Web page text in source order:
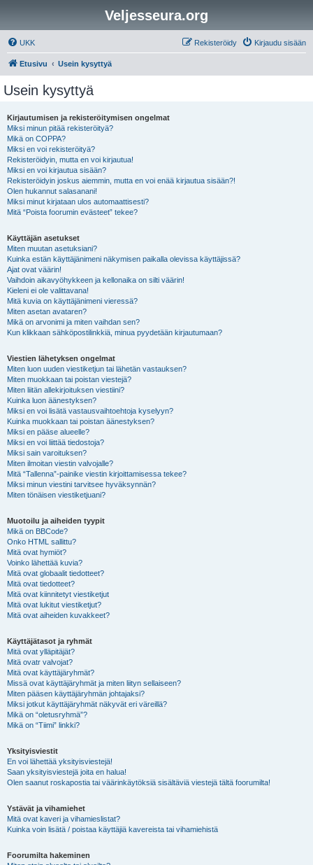
Veljesseura.org
UKK Kirjaudu sisään
Rekisteröidy
Etusivu Usein kysyttyä
Usein kysyttyä
Kirjautumisen ja rekisteröitymisen ongelmat
Miksi minun pitää rekisteröityä?
Mikä on COPPA?
Miksi en voi rekisteröityä?
Rekisteröidyin, mutta en voi kirjautua!
Miksi en voi kirjautua sisään?
Rekisteröidyin joskus aiemmin, mutta en voi enää kirjautua sisään?!
Olen hukannut salasanani!
Miksi minut kirjataan ulos automaattisesti?
Mitä “Poista foorumin evästeet” tekee?
Käyttäjän asetukset
Miten muutan asetuksiani?
Kuinka estän käyttäjänimeni näkymisen paikalla olevissa käyttäjissä?
Ajat ovat väärin!
Vaihdoin aikavyöhykkeen ja kellonaika on silti väärin!
Kieleni ei ole valittavana!
Mitä kuvia on käyttäjänimeni vieressä?
Miten asetan avataren?
Mikä on arvonimi ja miten vaihdan sen?
Kun klikkaan sähköpostilinkkiä, minua pyydetään kirjautumaan?
Viestien lähetyksen ongelmat
Miten luon uuden viestiketjun tai lähetän vastauksen?
Miten muokkaan tai poistan viestejä?
Miten liitän allekirjoituksen viestiini?
Kuinka luon äänestyksen?
Miksi en voi lisätä vastausvaihtoehtoja kyselyyn?
Kuinka muokkaan tai poistan äänestyksen?
Miksi en pääse alueelle?
Miksi en voi liittää tiedostoja?
Miksi sain varoituksen?
Miten ilmoitan viestin valvojalle?
Mitä “Tallenna”-painike viestin kirjoittamisessa tekee?
Miksi minun viestini tarvitsee hyväksynnän?
Miten tönäisen viestiketjuani?
Muotoilu ja aiheiden tyypit
Mikä on BBCode?
Onko HTML sallittu?
Mitä ovat hymiöt?
Voinko lähettää kuvia?
Mitä ovat globaalit tiedotteet?
Mitä ovat tiedotteet?
Mitä ovat kiinnitetyt viestiketjut
Mitä ovat lukitut viestiketjut?
Mitä ovat aiheiden kuvakkeet?
Käyttäjätasot ja ryhmät
Mitä ovat ylläpitäjät?
Mitä ovatr valvojat?
Mitä ovat käyttäjäryhmät?
Missä ovat käyttäjäryhmät ja miten liityn sellaiseen?
Miten pääsen käyttäjäryhmän johtajaksi?
Miksi jotkut käyttäjäryhmät näkyvät eri väreillä?
Mikä on “oletusryhmä”?
Mikä on “Tiimi” linkki?
Yksityisviestit
En voi lähettää yksityisviestejä!
Saan yksityisviestejä joita en halua!
Olen saanut roskapostia tai väärinkäytöksiä sisältäviä viestejä tältä foorumilta!
Ystävät ja vihamiehet
Mitä ovat kaveri ja vihamieslistat?
Kuinka voin lisätä / poistaa käyttäjiä kavereista tai vihamiehistä
Foorumilta hakeminen